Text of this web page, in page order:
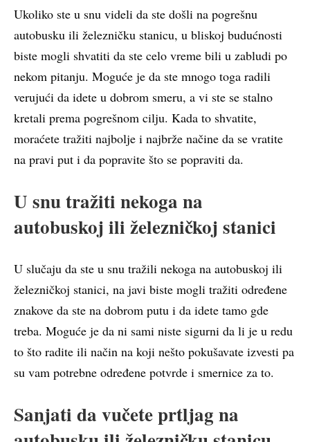
Ukoliko ste u snu videli da ste došli na pogrešnu
autobusku ili železničku stanicu, u bliskoj budućnosti
biste mogli shvatiti da ste celo vreme bili u zabludi po
nekom pitanju. Moguće je da ste mnogo toga radili
verujući da idete u dobrom smeru, a vi ste se stalno
kretali prema pogrešnom cilju. Kada to shvatite,
moraćete tražiti najbolje i najbrže načine da se vratite
na pravi put i da popravite što se popraviti da.
U snu tražiti nekoga na
autobuskoj ili železničkoj stanici
U slučaju da ste u snu tražili nekoga na autobuskoj ili
železničkoj stanici, na javi biste mogli tražiti određene
znakove da ste na dobrom putu i da idete tamo gde
treba. Moguće je da ni sami niste sigurni da li je u redu
to što radite ili način na koji nešto pokušavate izvesti pa
su vam potrebne određene potvrde i smernice za to.
Sanjati da vučete prtljag na